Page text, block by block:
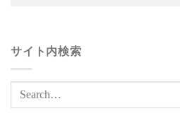
サイト内検索